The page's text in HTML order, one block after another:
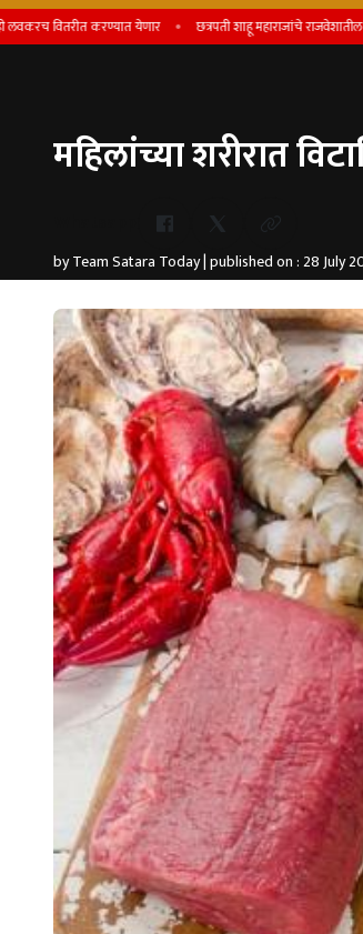
करण्यात येणार छत्रपती शाहू महाराजांचे राजवेशातील दुर्मिळ चित्र
महिलांच्या शरीरात
by Team Satara Today | published on : 28 July